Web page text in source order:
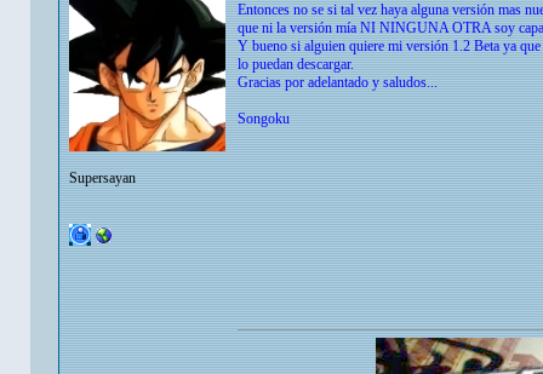
Supersayan
Entonces no se si tal vez haya alguna versión mas
que ni la versión mía NI NINGUNA OTRA soy
Y bueno si alguien quiere mi versión 1.2 Beta ya
lo puedan descargar.
Gracias por adelantado y saludos...
Songoku